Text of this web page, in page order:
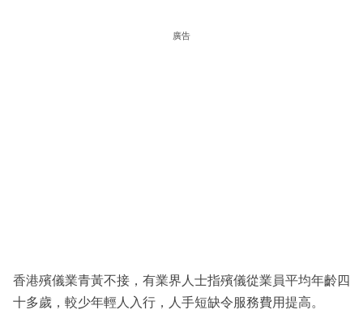
廣告
香港殯儀業青黃不接，有業界人士指殯儀從業員平均年齡四
十多歲，較少年輕人入行，人手短缺令服務費用提高。